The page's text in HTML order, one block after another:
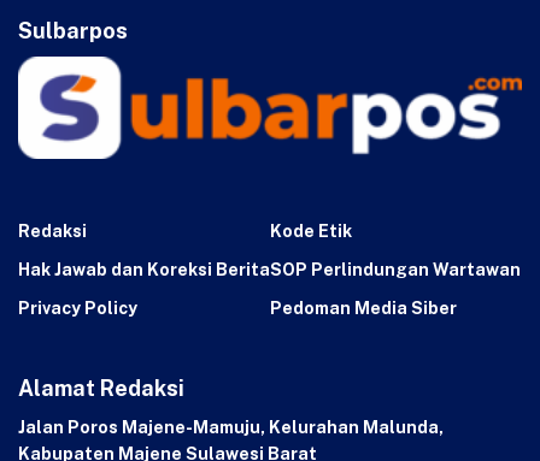
Sulbarpos
Redaksi
Kode Etik
Hak Jawab dan Koreksi BeritaSOP Perlindungan Wartawan
Privacy Policy
Pedoman Media Siber
Alamat Redaksi
Jalan Poros Majene-Mamuju, Kelurahan Malunda,
Kabupaten Majene Sulawesi Barat